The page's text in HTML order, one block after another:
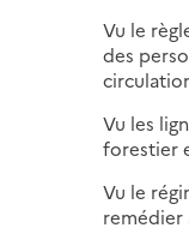
Vu le
des
Vu les
forestier
Vu le
remédier